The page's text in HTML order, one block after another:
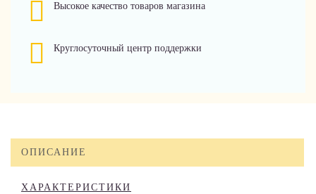
Высокое качество товаров магазина
Круглосуточный центр поддержки
ОПИСАНИЕ
ХАРАКТЕРИСТИКИ